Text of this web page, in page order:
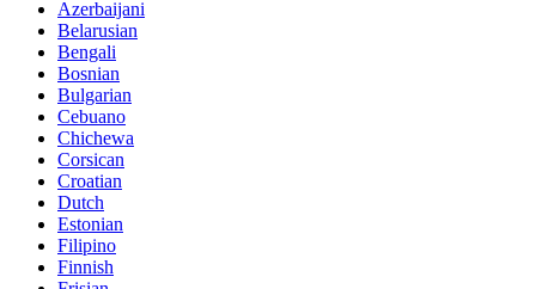
Azerbaijani
Belarusian
Bengali
Bosnian
Bulgarian
Cebuano
Chichewa
Corsican
Croatian
Dutch
Estonian
Filipino
Finnish